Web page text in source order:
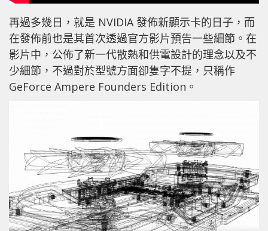
再過多幾日，就是 NVIDIA 發佈新顯示卡的日子，而
在發佈前也是其首次透過官方影片預告一些細節。在
影片中，公佈了新一代散熱和供電設計的理念以及不
少細節，不過對於型號方面卻隻字不提，只稱作
GeForce Ampere Founders Edition。